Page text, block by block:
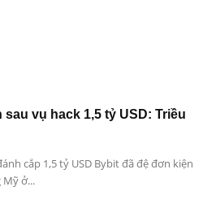
vụ hack 1,5 tỷ USD: Triều
cắp 1,5 tỷ USD Bybit đã đệ đơn kiện
Mỹ ở...